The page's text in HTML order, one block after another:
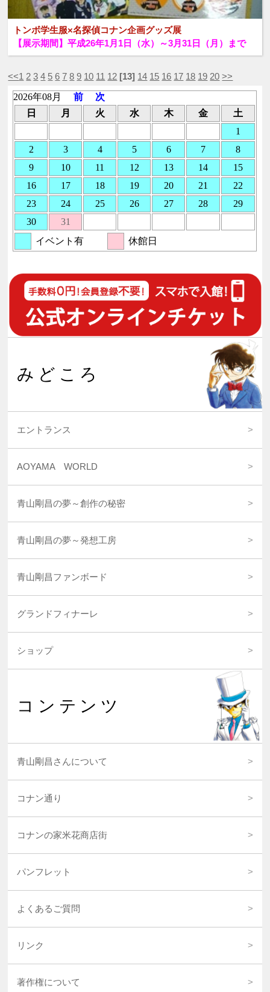
トンボ学生服×名探偵コナン企画グッズ展
【展示期間】平成26年1月1日（水）～3月31日（月）まで
<<1 2 3 4 5 6 7 8 9 10 11 12 [13] 14 15 16 17 18 19 20 >>
みどころ
エントランス
AOYAMA WORLD
青山剛昌の夢～創作の秘密
青山剛昌の夢～発想工房
青山剛昌ファンボード
グランドフィナーレ
ショップ
コンテンツ
青山剛昌さんについて
コナン通り
コナンの家米花商店街
パンフレット
よくあるご質問
リンク
著作権について